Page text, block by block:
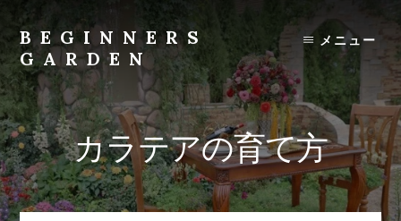
content
BEGINNERS
GARDEN
植
物
の
種
類
や
育
メニュー
カラテアの育て方